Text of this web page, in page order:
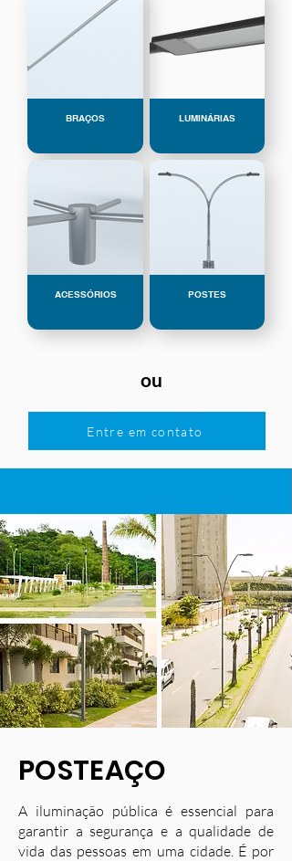
BRAÇOS LUMINÁRIAS
ACESSÓRIOS POSTES
ou
Entre em contato
POSTEAÇO
A iluminação pública é essencial para
garantir a segurança e a qualidade de
vida das pessoas em uma cidade. É por